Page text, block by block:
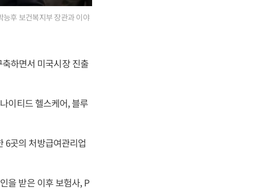
능후 보건복지부 장관과 이야
하면서 미국시장 진출
이티드 헬스케어, 블루
6곳의 처방급여관리업
을 받은 이후 보험사, P